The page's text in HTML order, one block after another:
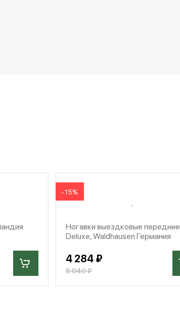
-15%
Ногавки выездковые передние
Deluxe, Waldhausen Германия
4 284 ₽
5 040 ₽